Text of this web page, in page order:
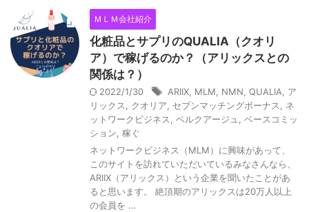
ＭＬＭ会社紹介
化粧品とサプリのQUALIA（クオリ
ア）で稼げるのか？（アリックスとの
関係は？）
2022/1/30 ARIIX MLM NMN QUALIA
ア
リックス
クオリア セブンマッチングボーナス
ネ
ットワークビジネス
ベルクアージュ
ベースコミッ
ション 稼ぐ
ネットワークビジネス（MLM）に興味があって、
このサイトを訪れていただいているみなさんなら、
ARIIX（アリックス）という企業を聞いたことがあ
ると思います。 絶頂期のアリックスは20万人以上
の会員を ...